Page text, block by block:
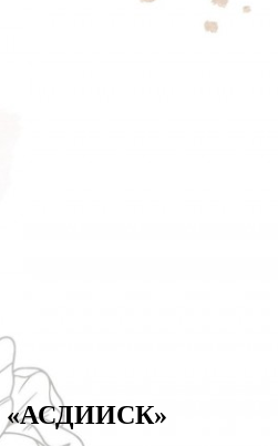
«АСДИИСК»